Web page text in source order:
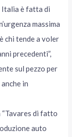
Italia è fatta di
massima
chi tende a voler
precedenti”,
sul pezzo per
in
di fatto
auto